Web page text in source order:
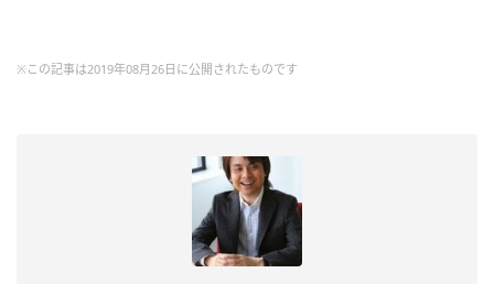
※この記事は2019年08月26日に公開されたものです